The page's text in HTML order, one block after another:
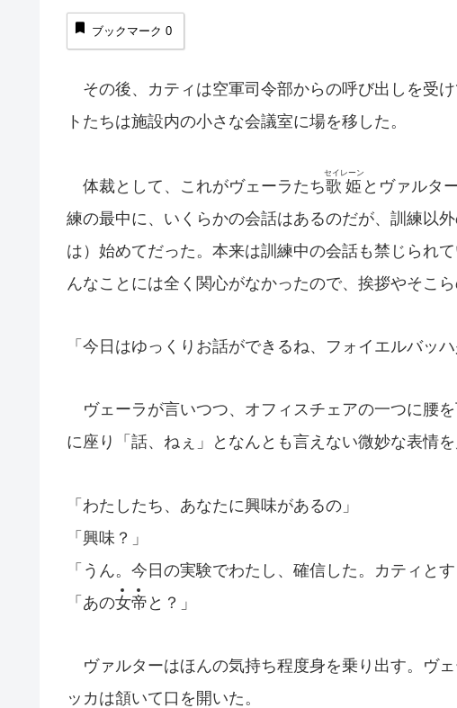
ブックマーク 0
その後、カティは空軍司令部からの呼び出しを受
トたちは施設内の小さな会議室に場を移した。
体裁として、これがヴェーラたち歌姫
セイレーン
とヴァルタ
練の最中に、いくらかの会話はあるのだが、訓練以
は）始めてだった。本来は訓練中の会話も禁じられ
んなことには全く関心がなかったので、挨拶やそこ
「今日はゆっくりお話ができるね、フォイエルバッハ
ヴェーラが言いつつ、オフィスチェアの一つに腰
に座り「話、ねぇ」となんとも言えない微妙な表情を
「わたしたち、あなたに興味があるの」
「興味？」
「うん。今日の実験でわたし、確信した。カティと
「あの女帝 と？」
ヴァルターはほんの気持ち程度身を乗り出す。ヴ
ッカは頷いて口を開いた。